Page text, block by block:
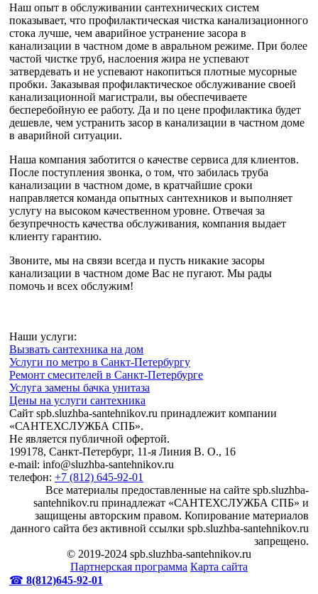
Наш опыт в обслуживании сантехнических систем
показывает, что профилактическая чистка канализационного
стока лучше, чем аварийное устранение засора в
канализации в частном доме в авральном режиме. При более
частой чистке труб, наслоения жира не успевают
затвердевать и не успевают накопиться плотные мусорные
пробки. Заказывая профилактическое обслуживание своей
канализационной магистрали, вы обеспечиваете
бесперебойную ее работу. Да и по цене профилактика будет
дешевле, чем устранить засор в канализации в частном доме
в аварийной ситуации.
Наша компания заботится о качестве сервиса для клиентов.
После поступления звонка, о том, что забилась труба
канализации в частном доме, в кратчайшие сроки
направляется команда опытных сантехников и выполняет
услугу на высоком качественном уровне. Отвечая за
безупречность качества обслуживания, компания выдает
клиенту гарантию.
Звоните, мы на связи всегда и пусть никакие засоры
канализации в частном доме Вас не пугают. Мы рады
помочь и всех обслужим!
Наши услуги:
Вызвать сантехника на дом
Услуги по метро в Санкт-Петербургу
Ремонт смесителей в Санкт-Петербурге
Услуга замены бачка унитаза
Цены на услуги сантехника
Сайт spb.sluzhba-santehnikov.ru принадлежит компании
«САНТЕХСЛУЖБА СПБ».
Не является публичной офертой.
199178, Санкт-Петербург, 11-я Линия В. О., 16
e-mail: info@sluzhba-santehnikov.ru
телефон: +7 (812) 645-92-01
Все материалы предоставленные на сайте spb.sluzhba-
santehnikov.ru принадлежат «САНТЕХСЛУЖБА СПБ» и
защищены авторским правом. Копирование материалов
данного сайта без активной ссылки spb.sluzhba-santehnikov.ru
запрещено.
© 2019-2024 spb.sluzhba-santehnikov.ru
Партнерская программа Карта сайта
☎ 8(812)645-92-01